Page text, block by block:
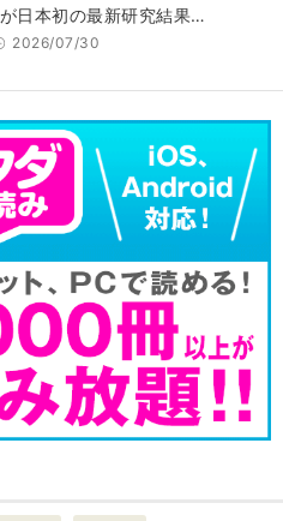
日本初の最新研究結果…
2026/07/30